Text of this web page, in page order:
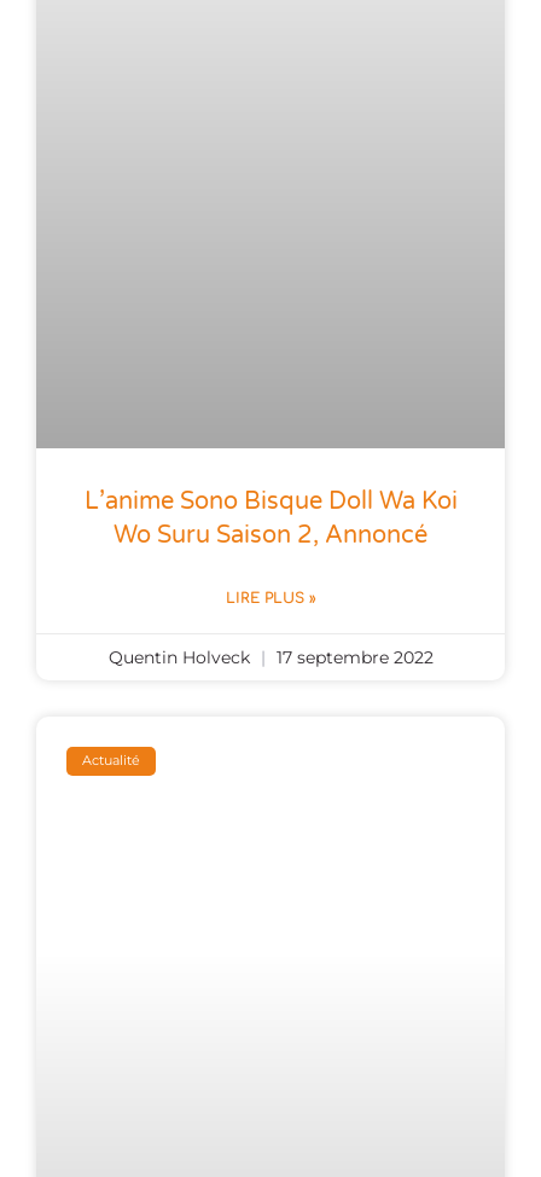
L’anime Sono Bisque Doll Wa Koi
Wo Suru Saison 2, Annoncé
LIRE PLUS »
Quentin Holveck 17 septembre 2022
Actualité